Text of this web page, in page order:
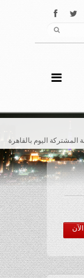
اليوم بالقاهرة